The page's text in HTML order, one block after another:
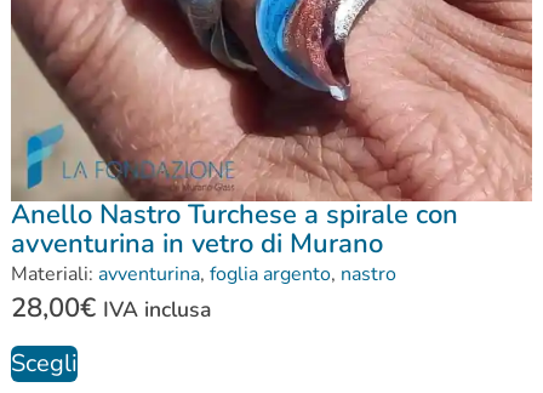
Anello Nastro Turchese a spirale con
avventurina in vetro di Murano
Materiali: avventurina, foglia argento, nastro
28,00€ IVA inclusa
Scegli